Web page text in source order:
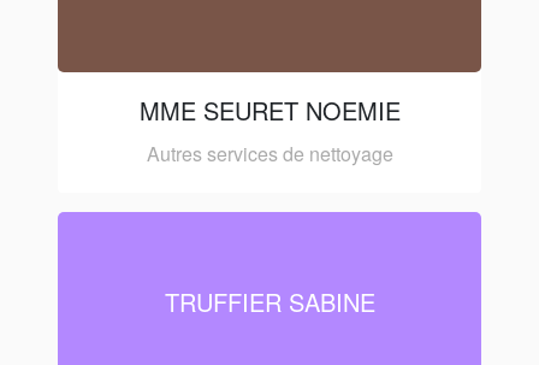
MME SEURET NOEMIE
Autres services de nettoyage
TRUFFIER SABINE